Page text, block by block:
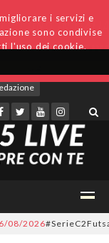
i servizi e
sono condivise
l'uso dei cookie.
2026#SerieC2Futsal,